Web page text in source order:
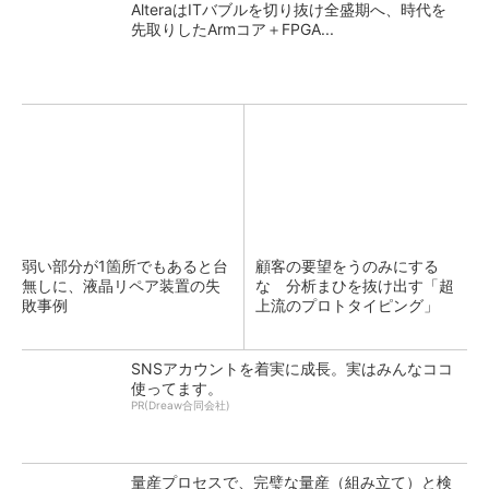
AlteraはITバブルを切り抜け全盛期へ、時代を
先取りしたArmコア＋FPGA...
弱い部分が1箇所でもあると台
無しに、液晶リペア装置の失
敗事例
顧客の要望をうのみにする
な 分析まひを抜け出す「超
上流のプロトタイピング」
SNSアカウントを着実に成長。実はみんなココ
使ってます。
PR(Dreaw合同会社)
量産プロセスで、完璧な量産（組み立て）と検